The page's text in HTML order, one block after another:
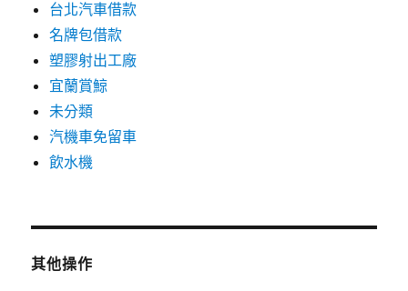
台北汽車借款
名牌包借款
塑膠射出工廠
宜蘭賞鯨
未分類
汽機車免留車
飲水機
其他操作